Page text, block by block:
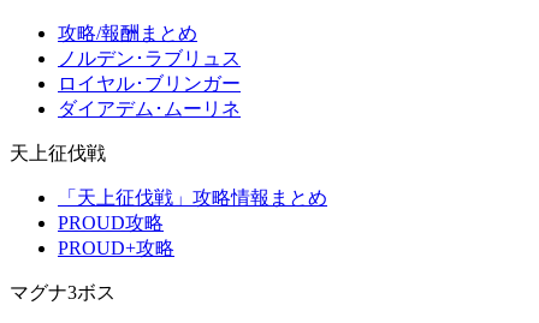
攻略/報酬まとめ
ノルデン･ラブリュス
ロイヤル･ブリンガー
ダイアデム･ムーリネ
天上征伐戦
「天上征伐戦」攻略情報まとめ
PROUD攻略
PROUD+攻略
マグナ3ボス